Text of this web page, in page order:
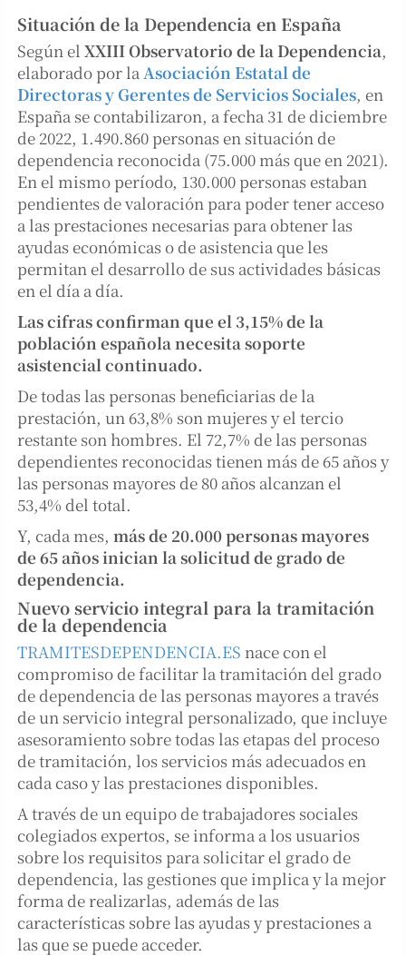
Situación de la Dependencia en España
Según el XXIII Observatorio de la Dependencia,
elaborado por la Asociación Estatal de
Directoras y Gerentes de Servicios Sociales, en
España se contabilizaron, a fecha 31 de diciembre
de 2022, 1.490.860 personas en situación de
dependencia reconocida (75.000 más que en 2021).
En el mismo período, 130.000 personas estaban
pendientes de valoración para poder tener acceso
a las prestaciones necesarias para obtener las
ayudas económicas o de asistencia que les
permitan el desarrollo de sus actividades básicas
en el día a día.
Las cifras confirman que el 3,15% de la
población española necesita soporte
asistencial continuado.
De todas las personas beneficiarias de la
prestación, un 63,8% son mujeres y el tercio
restante son hombres. El 72,7% de las personas
dependientes reconocidas tienen más de 65 años y
las personas mayores de 80 años alcanzan el
53,4% del total.
Y, cada mes, más de 20.000 personas mayores
de 65 años inician la solicitud de grado de
dependencia.
Nuevo servicio integral para la tramitación
de la dependencia
TRAMITESDEPENDENCIA.ES nace con el
compromiso de facilitar la tramitación del grado
de dependencia de las personas mayores a través
de un servicio integral personalizado, que incluye
asesoramiento sobre todas las etapas del proceso
de tramitación, los servicios más adecuados en
cada caso y las prestaciones disponibles.
A través de un equipo de trabajadores sociales
colegiados expertos, se informa a los usuarios
sobre los requisitos para solicitar el grado de
dependencia, las gestiones que implica y la mejor
forma de realizarlas, además de las
características sobre las ayudas y prestaciones a
las que se puede acceder.